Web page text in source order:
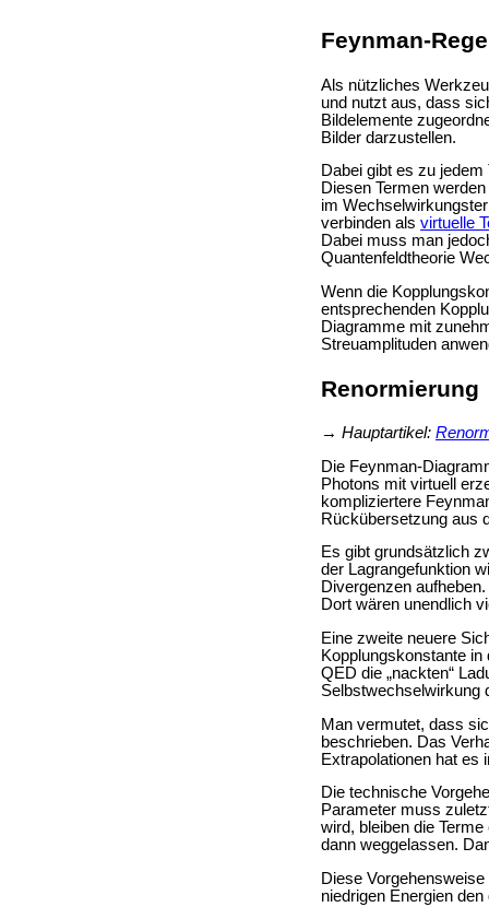
Feynman-
Als nützliches
und nutzt aus, dass
Bildelemente
Bilder darzustellen.
Dabei gibt es zu
Diesen Termen
im
verbinden als virtuelle
Dabei muss man
Quantenfeldtheorie
Wenn die
entsprechenden
Diagramme mit
Streuamplituden
Renormierung
→ Hauptartikel:
Die Feynman-
Photons mit virtuell
kompliziertere
Rückübersetzung aus
Es gibt grundsätzlich
der Lagrangefunktion
Divergenzen
Dort wären unendlich
Eine zweite neuere
Kopplungskonstante
QED die „nackten“
Selbstwechselwirkung
Man vermutet, dass
beschrieben. Das
Extrapolationen hat es
Die technische
Parameter muss
wird, bleiben die
dann weggelassen.
Diese
niedrigen Energien